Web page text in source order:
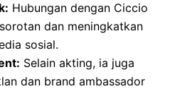
Hubungan dengan Ciccio
dan meningkatkan
sosial.
Selain akting, ia juga
dan brand ambassador